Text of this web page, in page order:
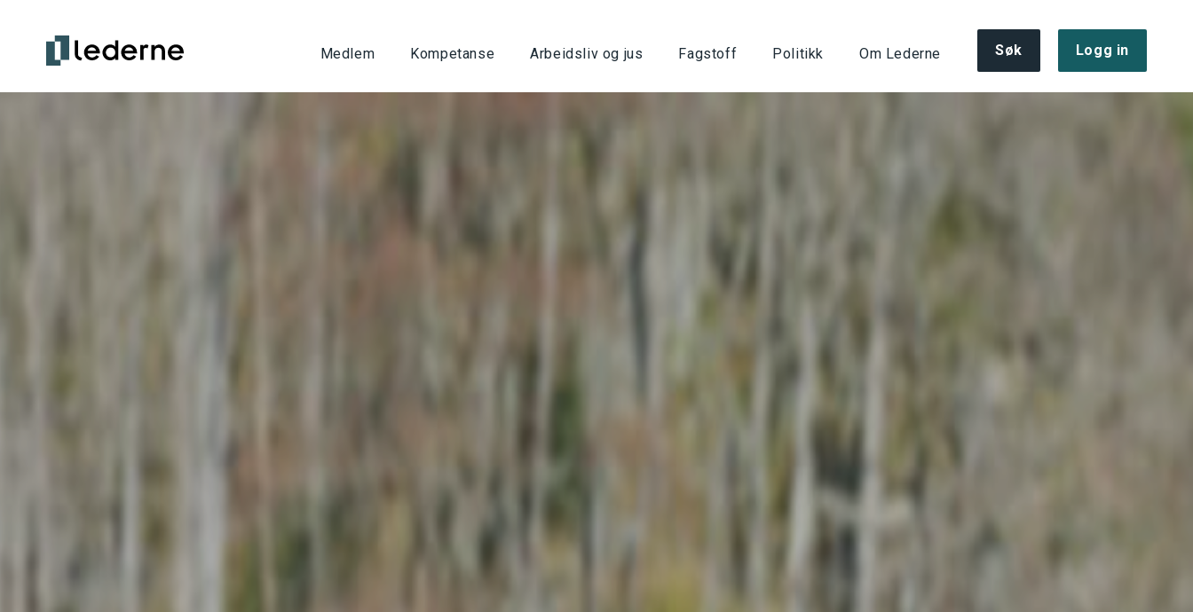
Medlem Kompetanse Arbeidsliv og jus Fagstoff Politikk Om Lederne Søk Logg in